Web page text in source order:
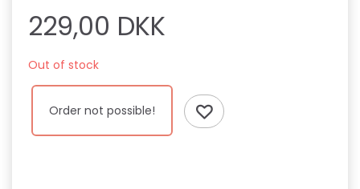
229,00 DKK
Out of stock
Order not possible!